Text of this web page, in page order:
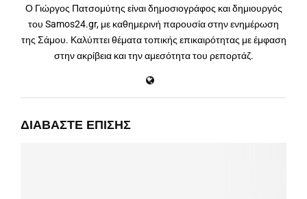
Ο Γιώργος Πατσομύτης είναι δημοσιογράφος και δημιουργός
του Samos24.gr, με καθημερινή παρουσία στην ενημέρωση
της Σάμου. Καλύπτει θέματα τοπικής επικαιρότητας με έμφαση
στην ακρίβεια και την αμεσότητα του ρεπορτάζ.
ΔΙΑΒΆΣΤΕ ΕΠΊΣΗΣ